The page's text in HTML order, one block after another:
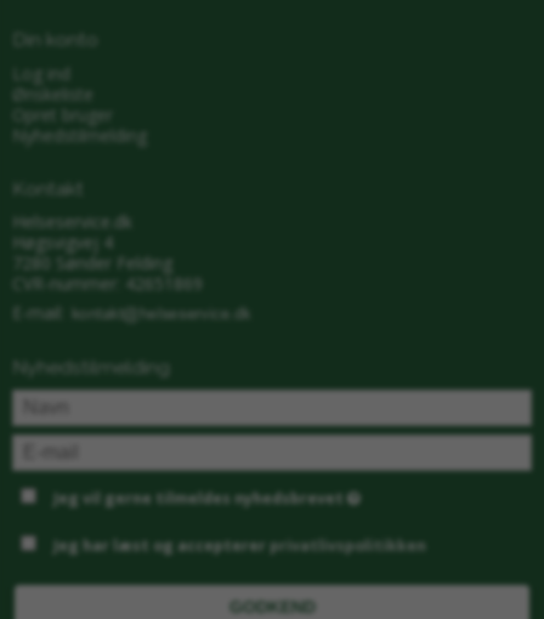
Din konto
Log ind
Ønskeliste
Opret bruger
Nyhedstilmelding
Kontakt
Helseservice.dk
Høgsvigvej 4
7280 Sønder Felding
CVR-nummer: 42651869
E-mail
Nyhedstilmelding
Jeg vil gerne tilmeldes nyhedsbrevet
Jeg har læst og accepterer privatlivspolitikken
GODKEND